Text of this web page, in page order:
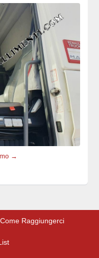
→
Come Raggiungerci